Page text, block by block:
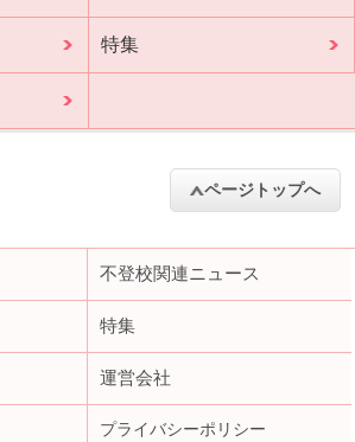
特集
ページトップへ
不登校関連ニュース
特集
運営会社
プライバシーポリシー